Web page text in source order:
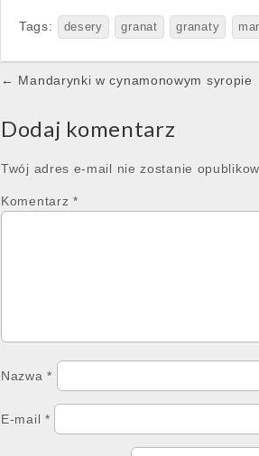
Tags: desery granat granaty
Post
← Mandarynki w cynamonowym syropie
Dodaj komentarz
Twój adres e-mail nie zostanie
Komentarz *
Nazwa*
E-mail *